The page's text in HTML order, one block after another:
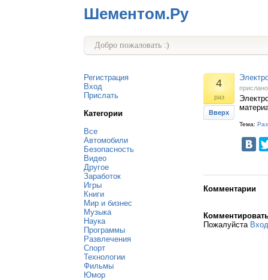
Шементом.Ру
Добро пожаловать :)
Регистрация
Вход
Прислать
Категории
Все
Автомобили
Безопасность
Видео
Другое
Заработок
Игры
Книги
Мир и бизнес
Музыка
Наука
Программы
Развлечения
Спорт
Технологии
Фильмы
Юмор
4
раз
Вверх
Тема:
Комментарии
Пожалуйста Вход